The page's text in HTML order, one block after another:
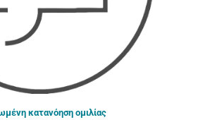
κατανόηση ομιλίας